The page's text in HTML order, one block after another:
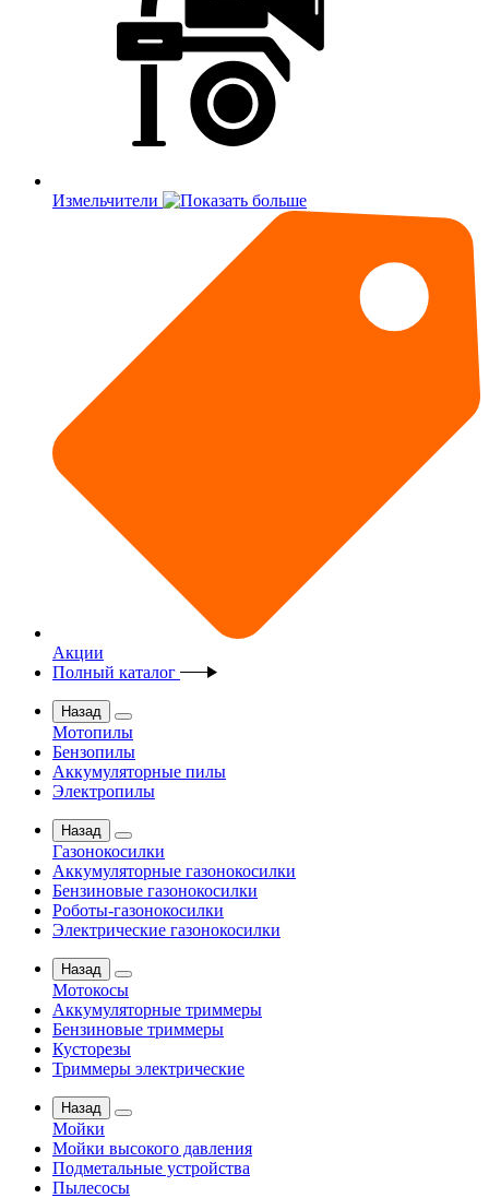
Измельчители
Акции
Полный каталог
Назад
Мотопилы
Бензопилы
Аккумуляторные пилы
Электропилы
Назад
Газонокосилки
Аккумуляторные газонокосилки
Бензиновые газонокосилки
Роботы-газонокосилки
Электрические газонокосилки
Назад
Мотокосы
Аккумуляторные триммеры
Бензиновые триммеры
Кусторезы
Триммеры электрические
Назад
Мойки
Мойки высокого давления
Подметальные устройства
Пылесосы